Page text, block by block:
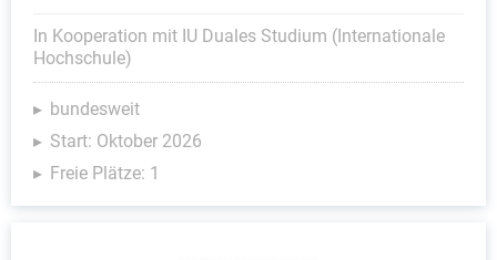
In Kooperation mit IU Duales Studium (Internationale
Hochschule)
bundesweit
Start: Oktober 2026
Freie Plätze: 1